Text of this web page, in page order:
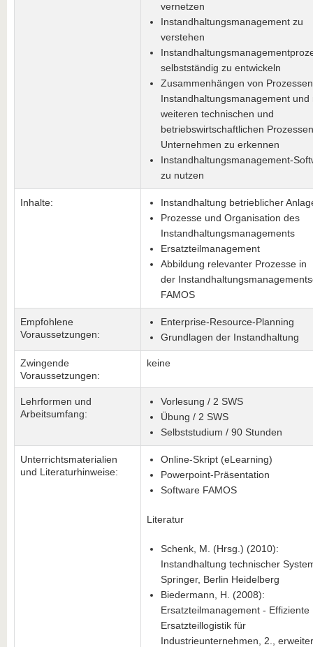
vernetzen
Instandhaltungsmanagement zu
verstehen
selbstständig zu entwickeln
Zusammenhängen von
Instandhaltungsmanagement und
weiteren technischen und
betriebswirtschaftlichen
Unternehmen zu erkennen
Instandhaltungsmanagement-
zu nutzen
Inhalte:
Instandhaltung betrieblicher
Prozesse und Organisation des
Instandhaltungsmanagements
Ersatzteilmanagement
Abbildung relevanter Prozesse in
der
FAMOS
Empfohlene
Voraussetzungen:
Enterprise-Resource-Planning
Grundlagen der Instandhaltung
Zwingende
Voraussetzungen:
keine
Lehrformen und
Arbeitsumfang:
Vorlesung / 2 SWS
Übung / 2 SWS
Selbststudium / 90 Stunden
Unterrichtsmaterialien
und Literaturhinweise:
Online-Skript (eLearning)
Powerpoint-Präsentation
Software FAMOS
Literatur
Schenk, M. (Hrsg.) (2010):
Instandhaltung technischer
Springer, Berlin Heidelberg
Biedermann, H. (2008):
Ersatzteilmanagement - Effiziente
Ersatzteillogistik für
Industrieunternehmen, 2.,